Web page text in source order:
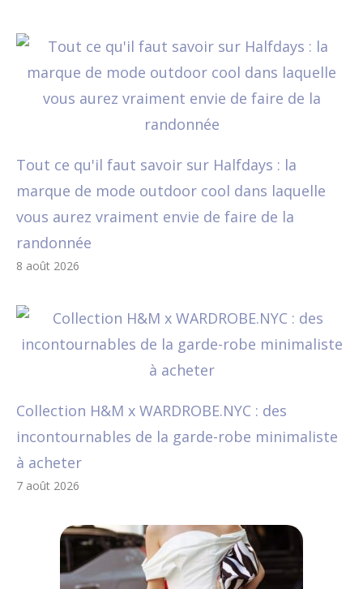
Tout ce qu'il faut savoir sur Halfdays : la
marque de mode outdoor cool dans laquelle
vous aurez vraiment envie de faire de la
randonnée
8 août 2026
Collection H&M x WARDROBE.NYC : des
incontournables de la garde-robe minimaliste
à acheter
7 août 2026